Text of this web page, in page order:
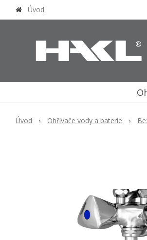
Úvod
Úvod Ohřívače vody a baterie